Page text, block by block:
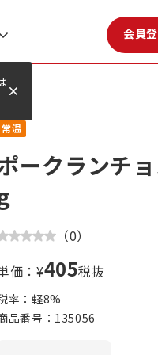
会員
常温
ークランチ
（0）
価：¥405税抜
率：軽8%
品番号： 135056